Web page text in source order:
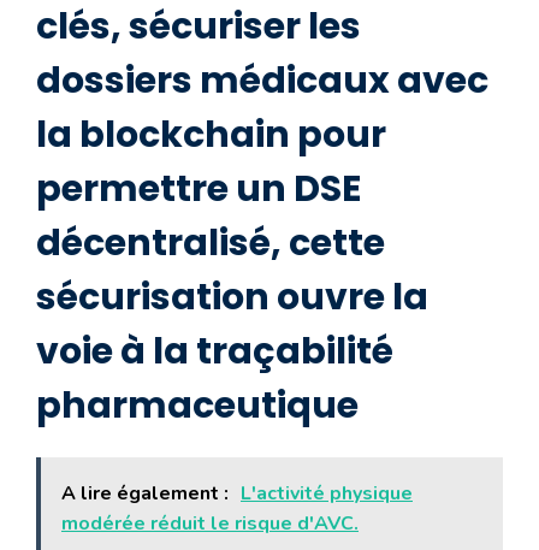
clés, sécuriser les
dossiers médicaux avec
la blockchain pour
permettre un DSE
décentralisé, cette
sécurisation ouvre la
voie à la traçabilité
pharmaceutique
A lire également : L'activité physique
modérée réduit le risque d'AVC.